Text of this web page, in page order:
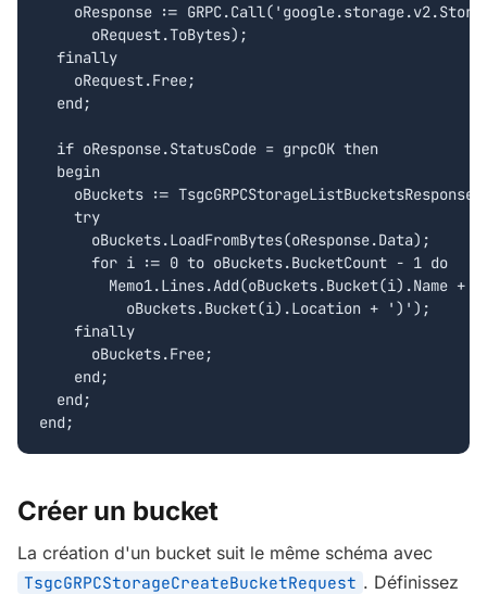
oResponse :=
      oRequest.ToBytes);
  finally
    oRequest.Free;
  end;
  if oResponse.StatusCode = grpcOK then
  begin
oBuckets :=
    try
      oBuckets.LoadFromBytes(oResponse.Data);
      for i := 0 to oBuckets.BucketCount - 1 do
Memo1.Lines.Add(oBuckets.Bucket(i).Name +
          oBuckets.Bucket(i).Location + ')');
    finally
      oBuckets.Free;
    end;
  end;
end;
Créer un bucket
La création d'un bucket suit le même schéma avec
TsgcGRPCStorageCreateBucketRequest . Définissez